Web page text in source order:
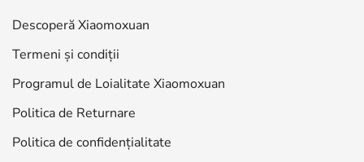
Descoperă Xiaomoxuan
Termeni și condiții
Programul de Loialitate Xiaomoxuan
Politica de Returnare
Politica de confidențialitate